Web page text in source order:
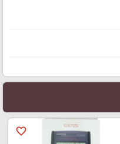
favorite_border